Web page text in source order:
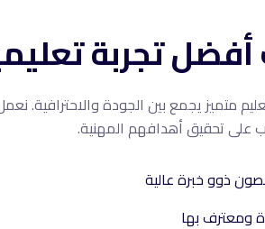
تجربة
متميز يجمع بين الجودة والاحترافية.
على تحقيق أهدافهم المهنية.
ذوو خبرة عالية
ومعترف بها